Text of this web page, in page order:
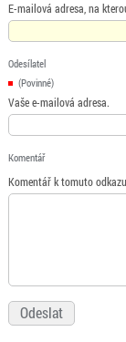
E-mailová adresa, na
Odesílatel
(Povinné)
Vaše e-mailová adresa.
Komentář
Komentář k tomuto odkazu